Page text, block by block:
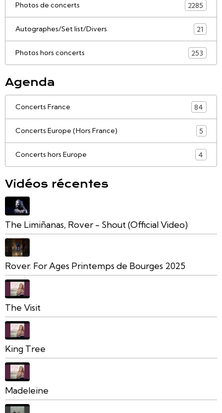
Photos de concerts 2285
Autographes/Set list/Divers 21
Photos hors concerts 253
Agenda
Concerts France 84
Concerts Europe (Hors France) 5
Concerts hors Europe 4
Vidéos récentes
The Limiñanas, Rover - Shout (Official Video)
Rover. For Ages Printemps de Bourges 2025
The Visit
King Tree
Madeleine